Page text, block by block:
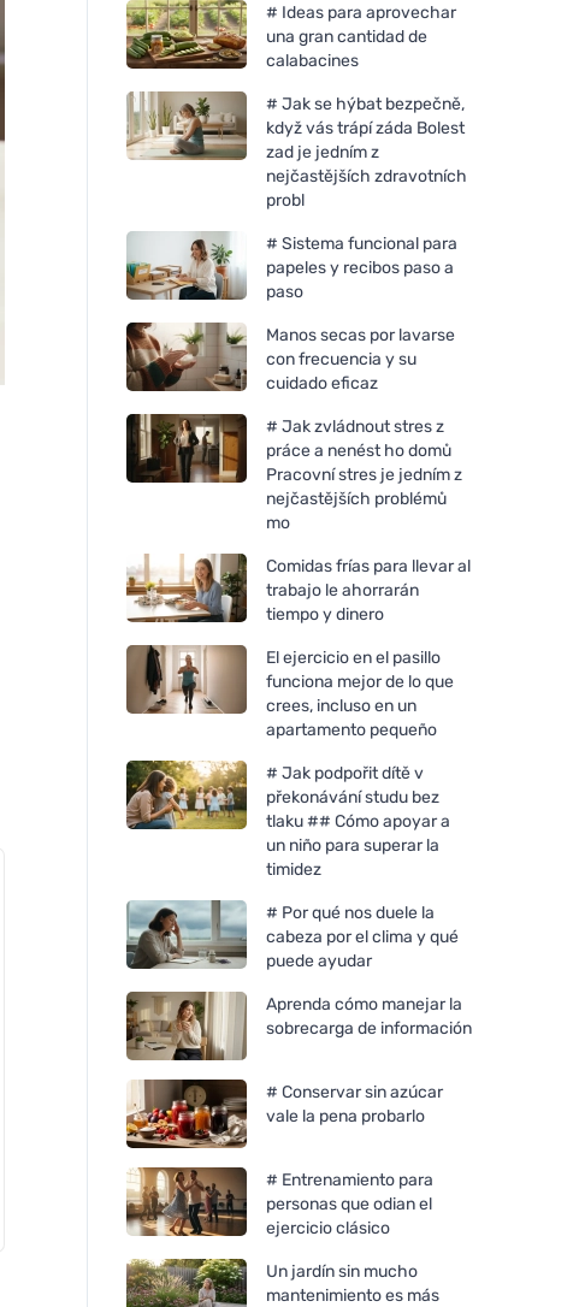
Vegetology Vegetology
Active Energy - Contra la
fatiga y el agotamiento, 60
cápsulas
1000 iu 60
# Ideas para aprovechar
una gran cantidad de
calabacines
# Jak se hýbat bezpečně,
když vás trápí záda Bolest
zad je jedním z
nejčastějších zdravotních
probl
# Sistema funcional para
papeles y recibos paso a
paso
Manos secas por lavarse
con frecuencia y su
cuidado eficaz
# Jak zvládnout stres z
práce a nenést ho domů
Pracovní stres je jedním z
nejčastějších problémů
mo
Comidas frías para llevar al
trabajo le ahorrarán
tiempo y dinero
El ejercicio en el pasillo
funciona mejor de lo que
crees, incluso en un
apartamento pequeño
# Jak podpořit dítě v
překonávání studu bez
tlaku ## Cómo apoyar a
un niño para superar la
timidez
# Por qué nos duele la
cabeza por el clima y qué
puede ayudar
Aprenda cómo manejar la
sobrecarga de información
# Conservar sin azúcar
vale la pena probarlo
# Entrenamiento para
personas que odian el
ejercicio clásico
Un jardín sin mucho
mantenimiento es más